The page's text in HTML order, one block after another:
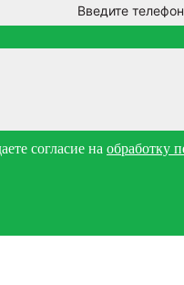
согласие на обработку